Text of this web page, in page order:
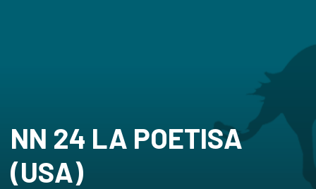
NN 24 LA POETISA
(USA)